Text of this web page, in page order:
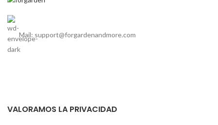
Mail: support@forgardenandmore.com
VALORAMOS LA PRIVACIDAD